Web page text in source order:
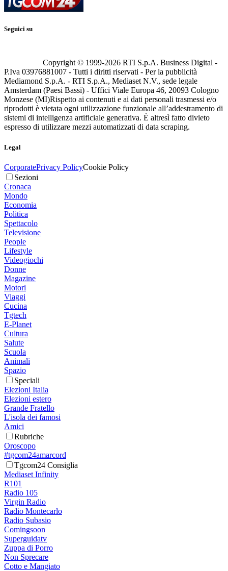
Seguici su
Copyright © 1999-2026 RTI S.p.A. Business Digital -
P.Iva 03976881007 - Tutti i diritti riservati - Per la pubblicità
Mediamond S.p.A. - RTI S.p.A., Mediaset N.V., sede legale
Amsterdam (Paesi Bassi) - Uffici Viale Europa 46, 20093 Cologno
Monzese (MI)Rispetto ai contenuti e ai dati personali trasmessi e/o
riprodotti è vietata ogni utilizzazione funzionale all’addestramento di
sistemi di intelligenza artificiale generativa. È altresì fatto divieto
espresso di utilizzare mezzi automatizzati di data scraping.
Legal
CorporatePrivacy PolicyCookie Policy
Sezioni
Cronaca
Mondo
Economia
Politica
Spettacolo
Televisione
People
Lifestyle
Videogiochi
Donne
Magazine
Motori
Viaggi
Cucina
Tgtech
E-Planet
Cultura
Salute
Scuola
Animali
Spazio
Speciali
Elezioni Italia
Elezioni estero
Grande Fratello
L'isola dei famosi
Amici
Rubriche
Oroscopo
#tgcom24amarcord
Tgcom24 Consiglia
Mediaset Infinity
R101
Radio 105
Virgin Radio
Radio Montecarlo
Radio Subasio
Comingsoon
Superguidatv
Zuppa di Porro
Non Sprecare
Cotto e Mangiato